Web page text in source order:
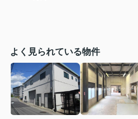
よく見られている物件